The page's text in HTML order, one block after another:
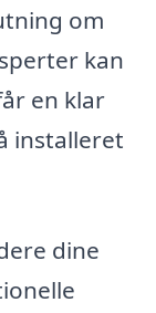
om
kan
en klar
installeret
dine